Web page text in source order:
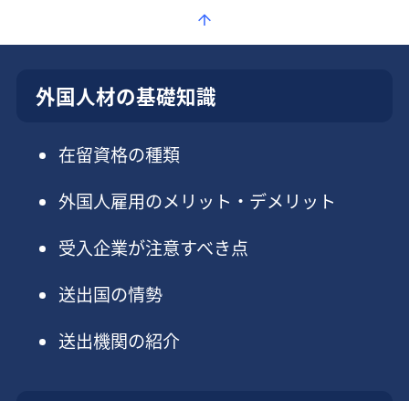
外国人材の基礎知識
在留資格の種類
外国人雇用のメリット・デメリット
受入企業が注意すべき点
送出国の情勢
送出機関の紹介